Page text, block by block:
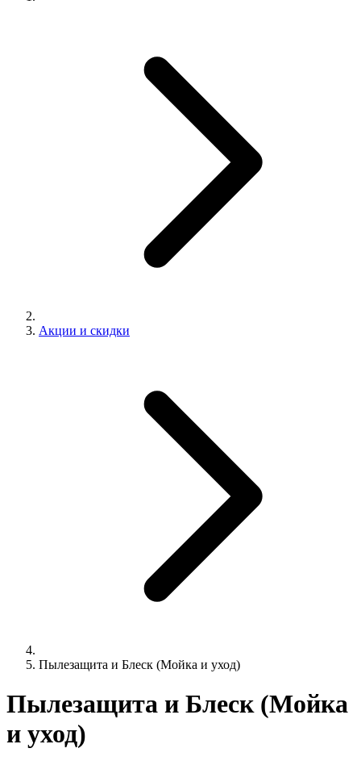
Акции и скидки
Пылезащита и Блеск (Мойка и уход)
Пылезащита и Блеск (Мойка
и уход)